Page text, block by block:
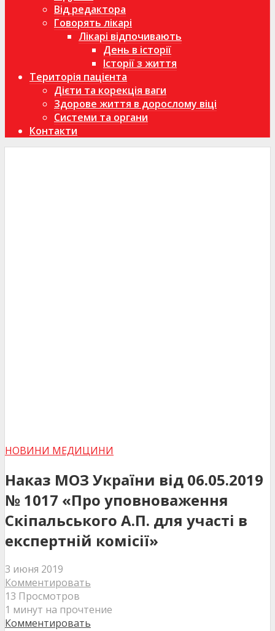
Від редактора
Говорять лікарі
Лікарі відпочивають
День в історії
Історії з життя
Територія пацієнта
Дієти та корекція ваги
Здорове життя в дорослому віці
Системи та органи
Контакти
НОВИНИ МЕДИЦИНИ
Наказ МОЗ України від 06.05.2019
№ 1017 «Про уповноваження
Скіпальського А.П. для участі в
експертній комісії»
3 июня 2019
Комментировать
13 Просмотров
1 минут на прочтение
Комментировать